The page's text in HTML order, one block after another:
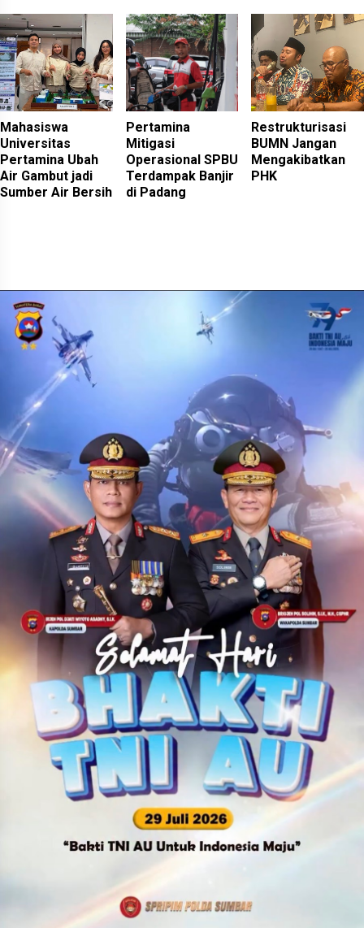
Mahasiswa
Universitas
Pertamina Ubah
Air Gambut jadi
Sumber Air Bersih
Pertamina
Mitigasi
Operasional SPBU
Terdampak Banjir
di Padang
Restrukturisasi
BUMN Jangan
Mengakibatkan
PHK